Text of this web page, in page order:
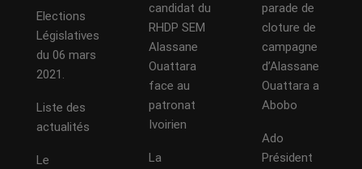
Elections
Législatives
du 06 mars
2021.
Liste des
actualités
Le
candidat du
RHDP SEM
Alassane
Ouattara
face au
patronat
Ivoirien
La
parade de
cloture de
campagne
d’Alassane
Ouattara a
Abobo
Ado
Président